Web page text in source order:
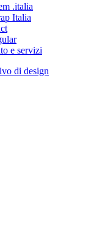
.italia
Italia
e servizi
di design